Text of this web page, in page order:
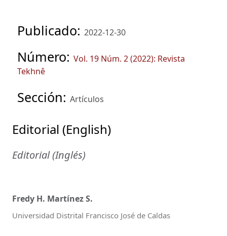
Publicado: 2022-12-30
Número: Vol. 19 Núm. 2 (2022): Revista
Tekhnê
Sección: Artículos
Editorial (English)
Editorial (Inglés)
Fredy H. Martínez S.
Universidad Distrital Francisco José de Caldas